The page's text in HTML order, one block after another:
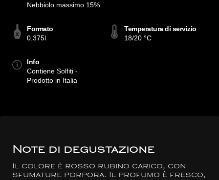
Nebbiolo massimo 15%
Formato
0.375l
Temperatura di servizio
18/20 °C
Info
Contiene Solfiti -
Prodotto in Italia
Note di degustazione
Il colore è rosso rubino carico, con
sfumature porpora. Il profumo è fresco,